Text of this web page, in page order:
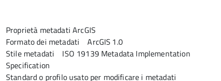
Proprietà metadati ArcGIS
Formato dei metadati ArcGIS 1.0
Stile metadati ISO 19139 Metadata Implementation
Specification
Standard o profilo usato per modificare i metadati